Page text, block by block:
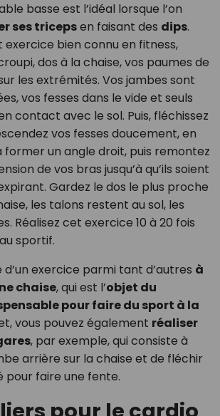
basse est l’idéal lorsque l’on
ses tricepsen faisant des dips.
exercice bien connu en fitness,
dos à la chaise, vos paumes de
les extrémités. Vos jambes sont
vos fesses dans le vide et seuls
contact avec le sol. Puis, fléchissez
vos fesses doucement, en
former un angle droit, puis remontez
de vos bras jusqu’à qu’ils soient
Gardez le dos le plus proche
les talons restent au sol, les
Réalisez cet exercice 10 à 20 fois
sportif.
d’un exercice parmi tant d’autres à
chaise, qui est l’objet du
pour faire du sport à la
vous pouvez également réaliser
, par exemple, qui consiste à
arrière sur la chaise et de fléchir
pour faire une fente.